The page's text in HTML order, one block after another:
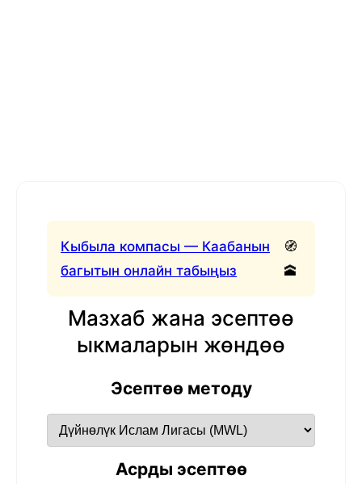
Кыбыла компасы — Каабанын
багытын онлайн табыңыз
🧭
🕋
Мазхаб жана эсептөө
ыкмаларын жөндөө
Эсептөө методу
Асрды эсептөө